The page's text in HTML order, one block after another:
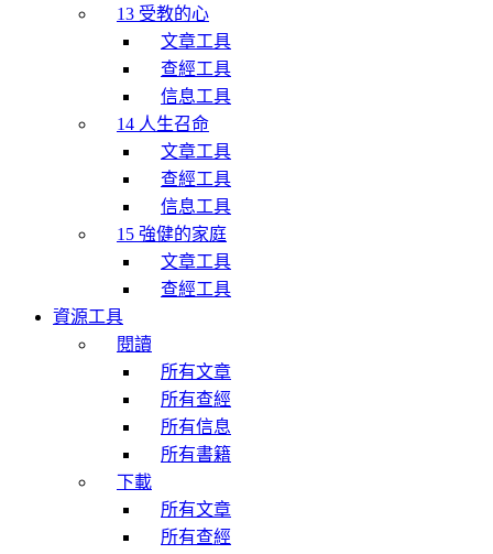
13 受教的心
文章工具
查經工具
信息工具
14 人生召命
文章工具
查經工具
信息工具
15 強健的家庭
文章工具
查經工具
資源工具
閱讀
所有文章
所有查經
所有信息
所有書籍
下載
所有文章
所有查經